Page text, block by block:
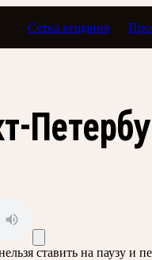
Сетка вещания
Подкасты Overtime
ставить на паузу и